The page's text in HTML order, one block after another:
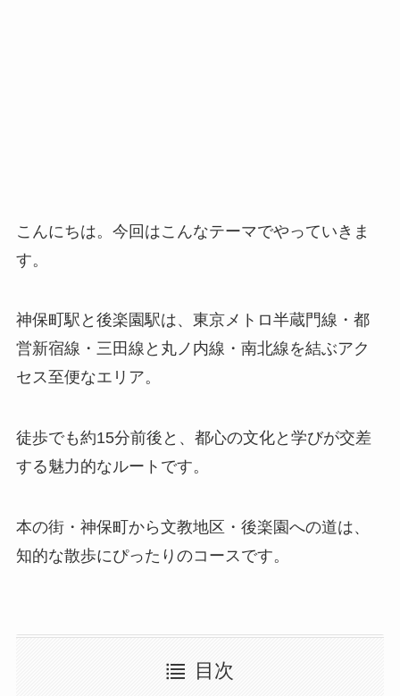
こんにちは。今回はこんなテーマでやっていきま
す。
神保町駅と後楽園駅は、東京メトロ半蔵門線・都
営新宿線・三田線と丸ノ内線・南北線を結ぶアク
セス至便なエリア。
徒歩でも約15分前後と、都心の文化と学びが交差
する魅力的なルートです。
本の街・神保町から文教地区・後楽園への道は、
知的な散歩にぴったりのコースです。
目次